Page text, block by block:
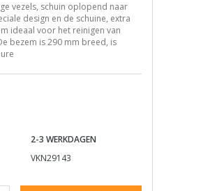
vezels, schuin oplopend naar
design en de schuine, extra
ideaal voor het reinigen van
bezem is 290 mm breed, is
2-3 WERKDAGEN
VKN29143